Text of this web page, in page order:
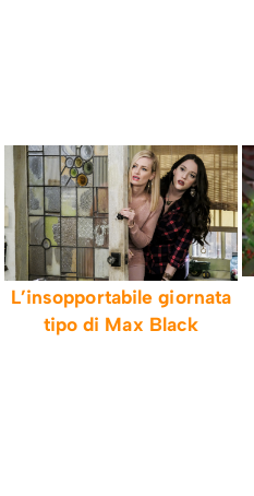
L’insopportabile giornata
tipo di Max Black